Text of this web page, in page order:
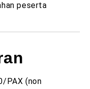
peserta
PAX (non